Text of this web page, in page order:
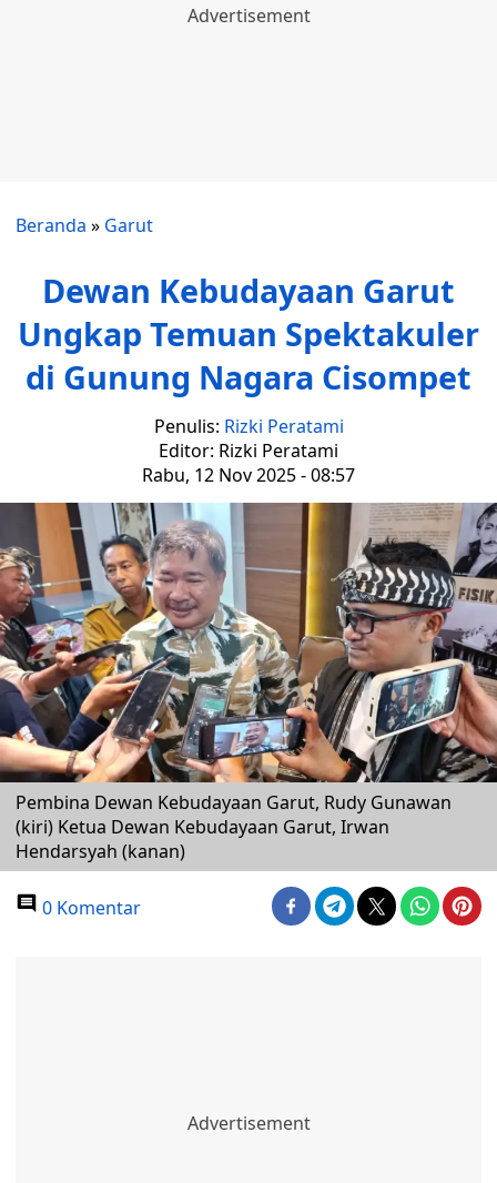
Beranda » Garut
Dewan Kebudayaan Garut
Ungkap Temuan Spektakuler
di Gunung Nagara Cisompet
Penulis: Rizki Peratami
Editor: Rizki Peratami
Rabu, 12 Nov 2025 - 08:57
Pembina Dewan Kebudayaan Garut, Rudy Gunawan
(kiri) Ketua Dewan Kebudayaan Garut, Irwan
Hendarsyah (kanan)
0 Komentar